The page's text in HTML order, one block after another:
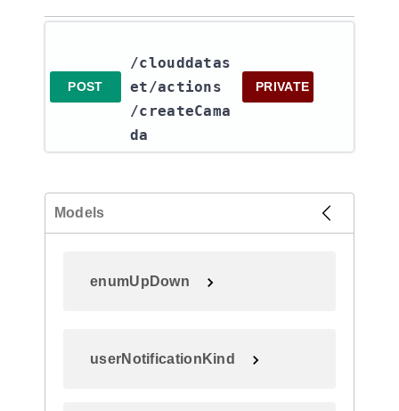
POST
/clouddatas
et​/actions​
/createCama
da
PRIVATE
Models
enumUpDown
userNotificationKind